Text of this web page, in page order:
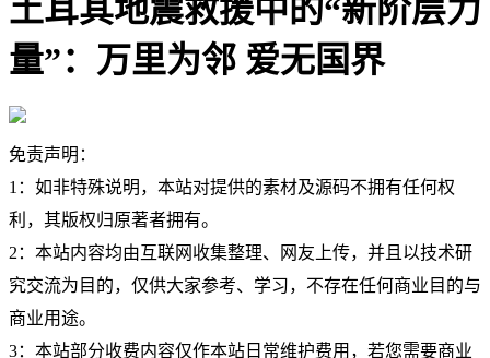
土耳其地震救援中的“新阶层力
量”：万里为邻 爱无国界
免责声明：
1：如非特殊说明，本站对提供的素材及源码不拥有任何权
利，其版权归原著者拥有。
2：本站内容均由互联网收集整理、网友上传，并且以技术研
究交流为目的，仅供大家参考、学习，不存在任何商业目的与
商业用途。
3：本站部分收费内容仅作本站日常维护费用，若您需要商业